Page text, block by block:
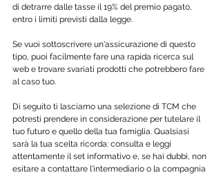
di detrarre dalle tasse il 19% del premio pagato,
entro i limiti previsti dalla legge.
Se vuoi sottoscrivere un'assicurazione di questo
tipo, puoi facilmente fare una rapida ricerca sul
web e trovare svariati prodotti che potrebbero fare
al caso tuo.
Di seguito ti lasciamo una selezione di TCM che
potresti prendere in considerazione per tutelare il
tuo futuro e quello della tua famiglia. Qualsiasi
sarà la tua scelta ricorda: consulta e leggi
attentamente il set informativo e, se hai dubbi, non
esitare a contattare l'intermediario o la compagnia